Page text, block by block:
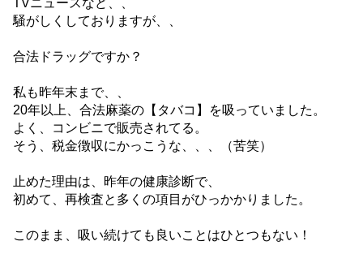
TVニュースなど、、
騒がしくしておりますが、、
合法ドラッグですか？
私も昨年末まで、、
20年以上、合法麻薬の【タバコ】を吸っていました。
よく、コンビニで販売されてる。
そう、税金徴収にかっこうな、、、（苦笑）
止めた理由は、昨年の健康診断で、
初めて、再検査と多くの項目がひっかかりました。
このまま、吸い続けても良いことはひとつもない！